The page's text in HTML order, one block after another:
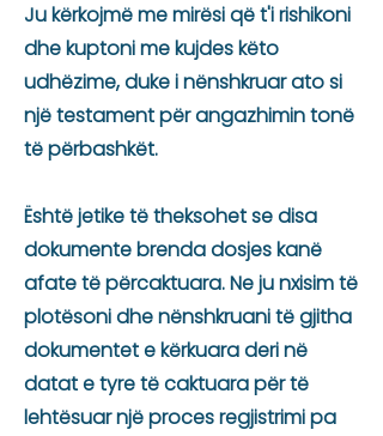
Ju kërkojmë me mirësi që t'i rishikoni
dhe kuptoni me kujdes këto
udhëzime, duke i nënshkruar ato si
një testament për angazhimin tonë
të përbashkët.
Është jetike të theksohet se disa
dokumente brenda dosjes kanë
afate të përcaktuara. Ne ju nxisim të
plotësoni dhe nënshkruani të gjitha
dokumentet e kërkuara deri në
datat e tyre të caktuara për të
lehtësuar një proces regjistrimi pa